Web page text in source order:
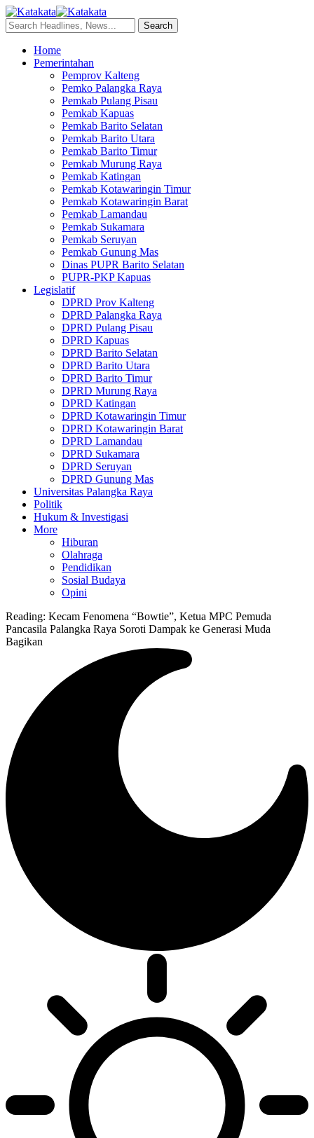
Home
Pemerintahan
Pemprov Kalteng
Pemko Palangka Raya
Pemkab Pulang Pisau
Pemkab Kapuas
Pemkab Barito Selatan
Pemkab Barito Utara
Pemkab Barito Timur
Pemkab Murung Raya
Pemkab Katingan
Pemkab Kotawaringin Timur
Pemkab Kotawaringin Barat
Pemkab Lamandau
Pemkab Sukamara
Pemkab Seruyan
Pemkab Gunung Mas
Dinas PUPR Barito Selatan
PUPR-PKP Kapuas
Legislatif
DPRD Prov Kalteng
DPRD Palangka Raya
DPRD Pulang Pisau
DPRD Kapuas
DPRD Barito Selatan
DPRD Barito Utara
DPRD Barito Timur
DPRD Murung Raya
DPRD Katingan
DPRD Kotawaringin Timur
DPRD Kotawaringin Barat
DPRD Lamandau
DPRD Sukamara
DPRD Seruyan
DPRD Gunung Mas
Universitas Palangka Raya
Politik
Hukum & Investigasi
More
Hiburan
Olahraga
Pendidikan
Sosial Budaya
Opini
Reading: Kecam Fenomena “Bowtie”, Ketua MPC Pemuda
Pancasila Palangka Raya Soroti Dampak ke Generasi Muda
Bagikan